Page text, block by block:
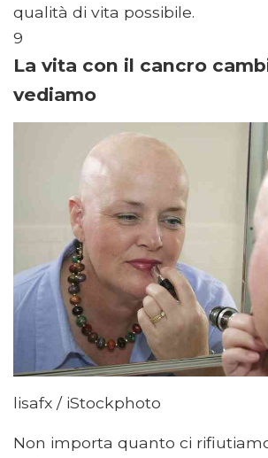
qualità di vita possibile.
9
La vita con il cancro
vediamo
lisafx / iStockphoto
Non importa quanto ci